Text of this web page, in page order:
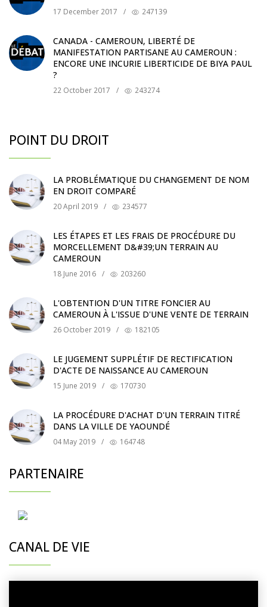
17 December 2017 / 247139
CANADA - CAMEROUN, LIBERTÉ DE
MANIFESTATION PARTISANE AU CAMEROUN :
ENCORE UNE INCURIE LIBERTICIDE DE BIYA PAUL
?
22 October 2017 / 243274
POINT DU DROIT
LA PROBLÉMATIQUE DU CHANGEMENT DE NOM
EN DROIT COMPARÉ
20 April 2019 / 234577
LES ÉTAPES ET LES FRAIS DE PROCÉDURE DU
MORCELLEMENT D&#39;UN TERRAIN AU
CAMEROUN
18 June 2016 / 203260
L'OBTENTION D'UN TITRE FONCIER AU
CAMEROUN À L'ISSUE D'UNE VENTE DE TERRAIN
26 October 2019 / 182105
LE JUGEMENT SUPPLÉTIF DE RECTIFICATION
D'ACTE DE NAISSANCE AU CAMEROUN
15 June 2019 / 170730
LA PROCÉDURE D'ACHAT D'UN TERRAIN TITRÉ
DANS LA VILLE DE YAOUNDÉ
04 May 2019 / 164748
PARTENAIRE
CANAL DE VIE